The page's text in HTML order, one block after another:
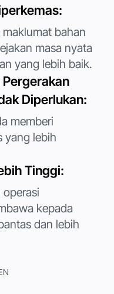
dengan
menerima kemas kini
bahan
masa nyata
yang lebih baik.
Diperlukan:
memberi
yang lebih
Tinggi:
kepada
dan lebih